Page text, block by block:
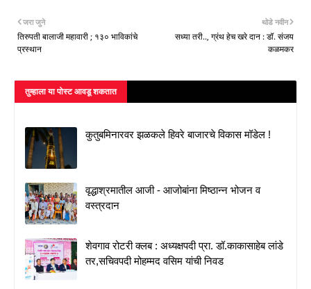
थोडे नवीन
सध्या तरी.., ग्रंथ हेच खरे दान : डॉ. संजय
कळमकर
जरा जुने
तिरुपती बालाजी महावारी ; १३० भाविकांचे
प्रस्थान
तुम्‍हाला या पोस्‍ट आवडू शकतात
कुतुबमिनारवर झळकले हिवरे बाजारचे विकास मॉडेल !
वृद्धाश्रमातील आजी - आजोबांना मिष्ठान्न भोजन व
वस्त्रदान
शेवगाव रोटरी क्लब : अध्यक्षपदी प्रा. डॉ.काकासाहेब लांडे
तर,सचिवपदी मोहम्मद वसिम यांची निवड